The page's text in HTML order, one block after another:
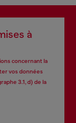
à
concernant la
vos données
3.1, d) de la